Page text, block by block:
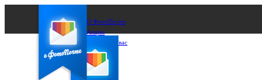
О ФотоПочте
Акции
Сделаем за вас
Бизнесу
FAQ
Франшиза